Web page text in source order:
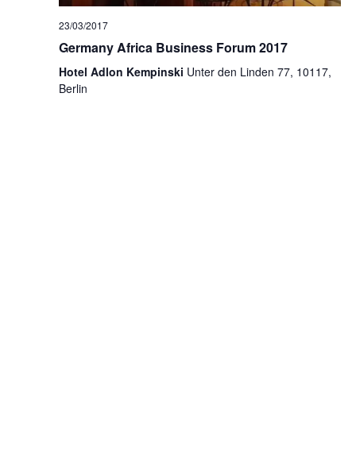
23/03/2017
Germany Africa Business Forum 2017
Hotel Adlon Kempinski Unter den Linden 77, 10117,
Berlin